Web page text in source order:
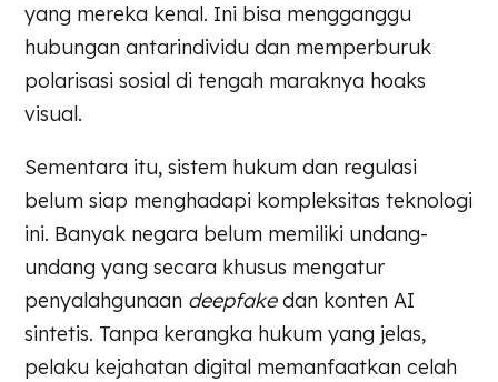
yang mereka kenal. Ini bisa mengganggu
hubungan antarindividu dan memperburuk
polarisasi sosial di tengah maraknya hoaks
visual.
Sementara itu, sistem hukum dan regulasi
belum siap menghadapi kompleksitas teknologi
ini. Banyak negara belum memiliki undang-
undang yang secara khusus mengatur
penyalahgunaan deepfakedan konten AI
sintetis. Tanpa kerangka hukum yang jelas,
pelaku kejahatan digital memanfaatkan celah